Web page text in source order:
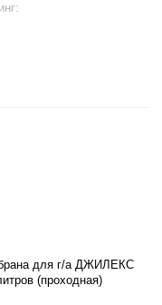
для г/а ДЖИЛЕКС
(проходная)